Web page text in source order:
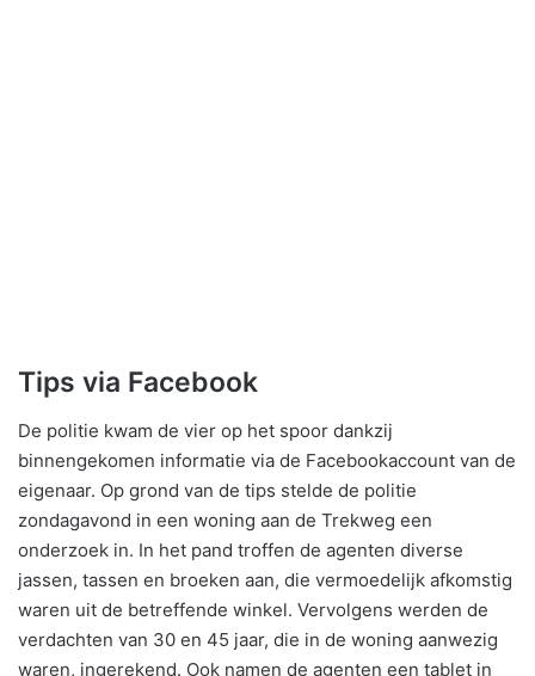
Tips via Facebook
De politie kwam de vier op het spoor dankzij
binnengekomen informatie via de Facebookaccount van de
eigenaar. Op grond van de tips stelde de politie
zondagavond in een woning aan de Trekweg een
onderzoek in. In het pand troffen de agenten diverse
jassen, tassen en broeken aan, die vermoedelijk afkomstig
waren uit de betreffende winkel. Vervolgens werden de
verdachten van 30 en 45 jaar, die in de woning aanwezig
waren, ingerekend. Ook namen de agenten een tablet in